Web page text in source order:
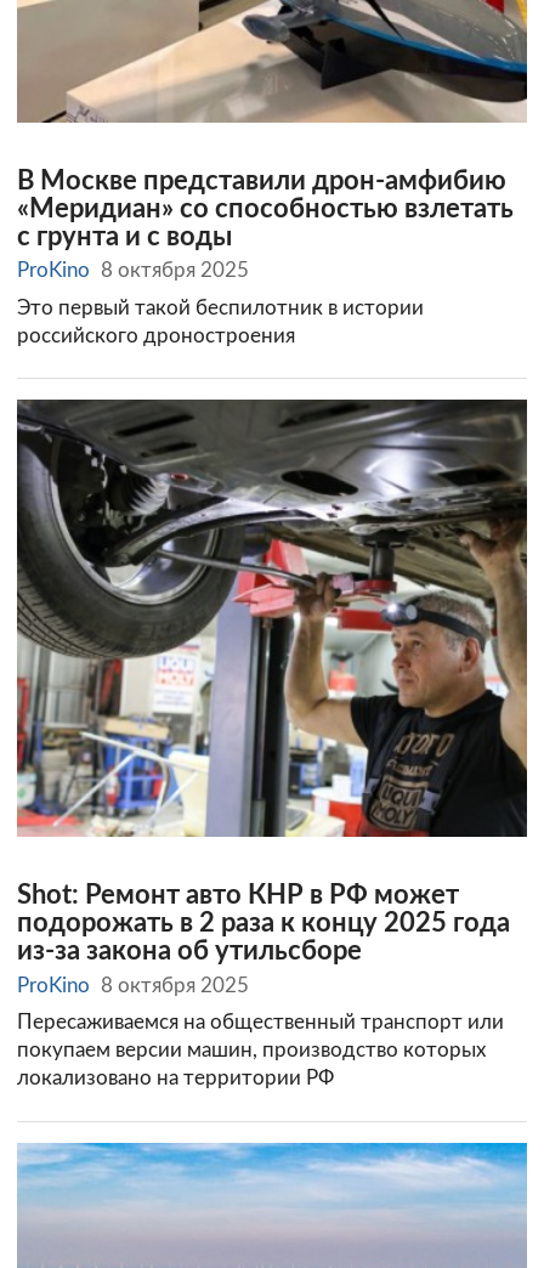
В Москве представили дрон-амфибию
«Меридиан» со способностью взлетать
с грунта и с воды
ProKino
8 октября 2025
Это первый такой беспилотник в истории
российского дроностроения
Shot: Ремонт авто КНР в РФ может
подорожать в 2 раза к концу 2025 года
из-за закона об утильсборе
ProKino
8 октября 2025
Пересаживаемся на общественный транспорт или
покупаем версии машин, производство которых
локализовано на территории РФ